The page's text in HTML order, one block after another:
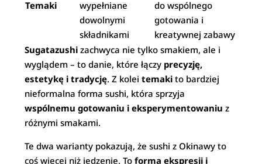
Temaki
wypełniane
dowolnymi
składnikami
do wspólnego
gotowania i
kreatywnej zabawy
Sugatazushi zachwyca nie tylko smakiem, ale i
wyglądem – to danie, które łączy precyzję,
estetykę i tradycję. Z koleitemaki to bardziej
nieformalna forma sushi, która sprzyja
wspólnemu gotowaniu i eksperymentowaniu z
różnymi smakami.
Te dwa warianty pokazują, że sushi z Okinawy to
coś więcej niż jedzenie. Toforma ekspresji i